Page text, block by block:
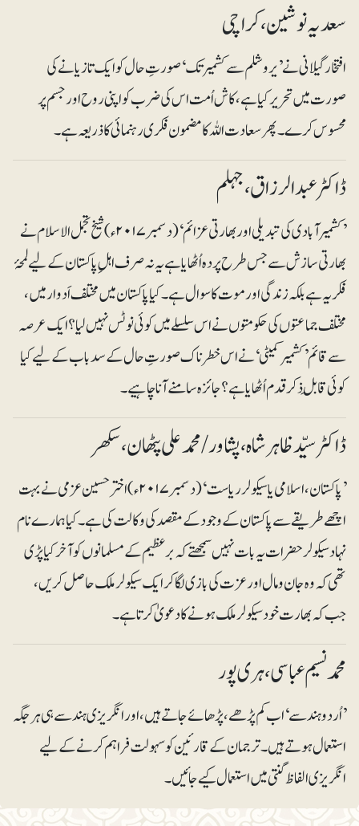
سعدیہ نوشین ، کراچی
افتخار گیلانی نے ’یروشلم سے کشمیر تک‘ صورتِ حال کو ایک تازیانے کی
صورت میں تحریر کیا ہے، کاش اُمت اس کی ضرب کو اپنی روح اور جسم پر
محسوس کرے۔پھر سعادت اللہ کا مضمون فکری رہنمائی کا ذریعہ ہے۔
ڈاکٹر عبدالرزاق ، جہلم
’کشمیر آبادی کی تبدیلی اور بھارتی عزائم‘ (دسمبر ۲۰۱۷ء) شیخ تجمل الاسلام نے
بھارتی سازش سے جس طرح پردہ اُٹھایا ہے یہ نہ صرف اہلِ پاکستان کے لیے لمحۂ
فکریہ ہے بلکہ زندگی اور موت کا سوال ہے۔ کیا پاکستان میں مختلف اَدوار میں،
مختلف جماعتوں کی حکومتوں نے اس سلسلے میں کوئی نوٹس نہیں لیا؟ ایک عرصہ
سے قائم ’کشمیر کمیٹی‘ نے اس خطرناک صورتِ حال کے سدباب کے لیے کیا
کوئی قابلِ ذکر قدم اُٹھایا ہے؟ جائزہ سامنے آنا چاہیے۔
ڈاکٹر سیّد ظاہر شاہ ، پشاور/ محمد علی پٹھان، سکھر
’پاکستان، اسلامی یا سیکولر ریاست‘ (دسمبر ۲۰۱۷ء) اختر حسین عزمی نے بہت
اچھے طریقے سے پاکستان کے وجود کے مقصدکی وکالت کی ہے۔ کیا ہمارے نام
نہاد سیکولر حضرات یہ بات نہیں سمجھتے کہ برعظیم کے مسلمانوں کو آخر کیا پڑی
تھی کہ وہ جان و مال اور عزت کی بازی لگاکر ایک سیکولر ملک حاصل کریں ،
جب کہ بھارت خود سیکولر ملک ہونے کا دعویٰ کرتا ہے۔
محمد نسیم عباسی ، ہری پور
’اُردو ہندسے‘ اب کم پڑھے، پڑھائے جاتے ہیں، اور انگریزی ہندسے ہی ہرجگہ
استعمال ہوتے ہیں۔ ترجمان کےقارئین کو سہولت فراہم کرنے کے لیے
انگریزی الفاظ گنتی میں استعمال کیے جائیں۔